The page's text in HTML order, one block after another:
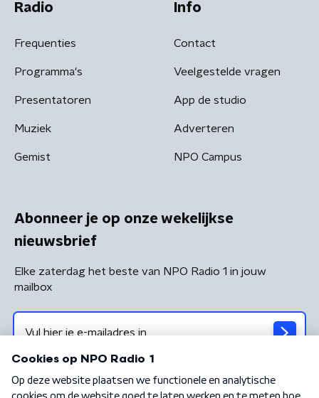
Radio
Frequenties
Programma's
Presentatoren
Muziek
Gemist
Info
Contact
Veelgestelde vragen
App de studio
Adverteren
NPO Campus
Abonneer je op onze wekelijkse
nieuwsbrief
Elke zaterdag het beste van NPO Radio 1 in jouw
mailbox